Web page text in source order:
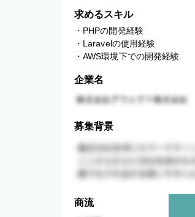
求めるスキル
・PHPの開発経験
・Laravelの使用経験
・AWS環境下での開発経験
企業名
募集背景
商流